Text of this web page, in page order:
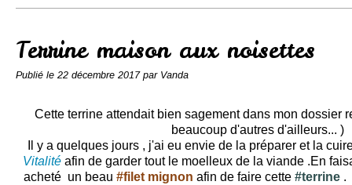
Terrine maison aux noisettes
Publié le 22 décembre 2017 par Vanda
Cette terrine attendait bien sagement dans mon dossier
beaucoup d'autres d'ailleurs... )
Il y a quelques jours , j'ai eu envie de la préparer et la
Vitalité afin de garder tout le moelleux de la viande .En
acheté un beau #filet mignon afin de faire cette #terrine .